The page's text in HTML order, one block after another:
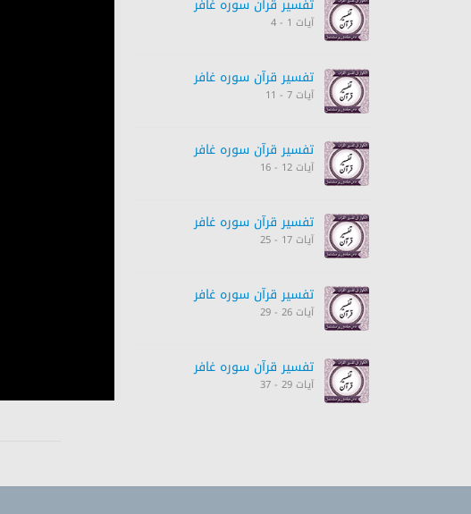
آیات 1 - 4
تفسیر قرآن سورہ ‎غافر‎
آیات 7 - 11
تفسیر قرآن سورہ ‎غافر‎
آیات 12 - 16
تفسیر قرآن سورہ ‎غافر‎
آیات 17 - 25
تفسیر قرآن سورہ ‎غافر‎
آیات 26 - 29
تفسیر قرآن سورہ ‎غافر‎
آیات 29 - 37